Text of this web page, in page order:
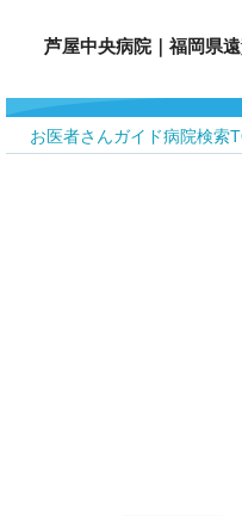
芦屋中央病院｜福岡県
お医者さんガイド病院検索